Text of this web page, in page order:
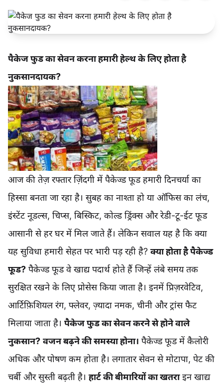
पैकेज फुड का सेवन करना हमारी हेल्थ के लिए होता है
नुकसानदायक?
आज की तेज़ रफ्तार ज़िंदगी में पैकेज्ड फूड हमारी दिनचर्या का
हिस्सा बनता जा रहा है। सुबह का नाश्ता हो या ऑफिस का लंच,
इंस्टेंट नूडल्स, चिप्स, बिस्किट, कोल्ड ड्रिंक्स और रेडी-टू-ईट फूड
आसानी से हर घर में मिल जाते हैं। लेकिन सवाल यह है कि क्या
यह सुविधा हमारी सेहत पर भारी पड़ रही है? क्या होता है पैकेज्ड
फूड? पैकेज्ड फूड वे खाद्य पदार्थ होते हैं जिन्हें लंबे समय तक
सुरक्षित रखने के लिए प्रोसेस किया जाता है। इनमें प्रिज़रवेटिव,
आर्टिफ़िशियल रंग, फ्लेवर, ज़्यादा नमक, चीनी और ट्रांस फैट
मिलाया जाता है। पैकेज फुड का सेवन करने से होने वाले
नुकसान? वजन बढ़ने की समस्या होना। पैकेज्ड फूड में कैलोरी
अधिक और पोषण कम होता है। लगातार सेवन से मोटापा, पेट की
चर्बी और सुस्ती बढ़ती है। हार्ट की बीमारियों का खतराइन खाद्य